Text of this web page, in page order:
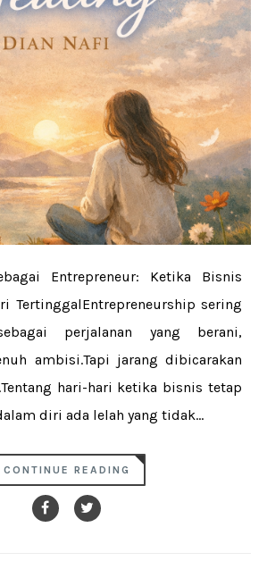
Entrepreneur: Ketika Bisnis
TertinggalEntrepreneurship sering
perjalanan yang berani,
ambisi.Tapi jarang dibicarakan
hari-hari ketika bisnis tetap
diri ada lelah yang tidak...
CONTINUE READING